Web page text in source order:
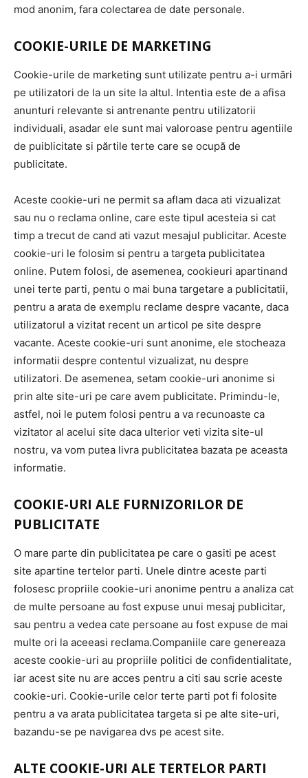
mod anonim, fara colectarea de date personale.
COOKIE-URILE DE MARKETING
Cookie-urile de marketing sunt utilizate pentru a-i urmări
pe utilizatori de la un site la altul. Intentia este de a afisa
anunturi relevante si antrenante pentru utilizatorii
individuali, asadar ele sunt mai valoroase pentru agentiile
de puiblicitate si părtile terte care se ocupă de
publicitate.
Aceste cookie-uri ne permit sa aflam daca ati vizualizat
sau nu o reclama online, care este tipul acesteia si cat
timp a trecut de cand ati vazut mesajul publicitar. Aceste
cookie-uri le folosim si pentru a targeta publicitatea
online. Putem folosi, de asemenea, cookieuri apartinand
unei terte parti, pentu o mai buna targetare a publicitatii,
pentru a arata de exemplu reclame despre vacante, daca
utilizatorul a vizitat recent un articol pe site despre
vacante. Aceste cookie-uri sunt anonime, ele stocheaza
informatii despre contentul vizualizat, nu despre
utilizatori. De asemenea, setam cookie-uri anonime si
prin alte site-uri pe care avem publicitate. Primindu-le,
astfel, noi le putem folosi pentru a va recunoaste ca
vizitator al acelui site daca ulterior veti vizita site-ul
nostru, va vom putea livra publicitatea bazata pe aceasta
informatie.
COOKIE-URI ALE FURNIZORILOR DE
PUBLICITATE
O mare parte din publicitatea pe care o gasiti pe acest
site apartine tertelor parti. Unele dintre aceste parti
folosesc propriile cookie-uri anonime pentru a analiza cat
de multe persoane au fost expuse unui mesaj publicitar,
sau pentru a vedea cate persoane au fost expuse de mai
multe ori la aceeasi reclama.Companiile care genereaza
aceste cookie-uri au propriile politici de confidentialitate,
iar acest site nu are acces pentru a citi sau scrie aceste
cookie-uri. Cookie-urile celor terte parti pot fi folosite
pentru a va arata publicitatea targeta si pe alte site-uri,
bazandu-se pe navigarea dvs pe acest site.
ALTE COOKIE-URI ALE TERTELOR PARTI